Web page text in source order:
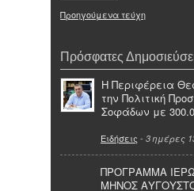
Προηγούμενα τεύχη
Πρόσφατες
Η Περιφέρεια
την Πολιτική
Σοφάδων με
Ειδήσεις - 3 ημέρες
ΠΡΟΓΡΑΜΜΑ
ΜΗΝΟΣ